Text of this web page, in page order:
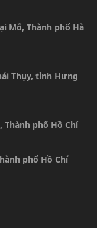
Mỗ, Thành phố Hà
Thụy, tỉnh Hưng
Thành phố Hồ Chí
phố Hồ Chí